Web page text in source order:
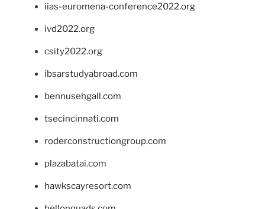
iias-euromena-conference2022.org
ivd2022.org
csity2022.org
ibsarstudyabroad.com
bennusehgall.com
tsecincinnati.com
roderconstructiongroup.com
plazabatai.com
hawkscayresort.com